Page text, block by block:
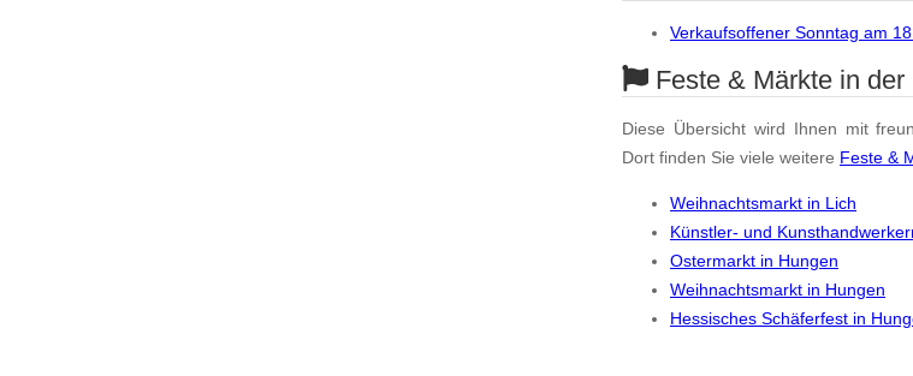
Verkaufsoffener Sonntag am
Feste & Märkte in
Diese Übersicht wird Ihnen mit
Dort finden Sie viele weitere Feste &
Weihnachtsmarkt in Lich
Künstler- und
Ostermarkt in Hungen
Weihnachtsmarkt in Hungen
Hessisches Schäferfest in